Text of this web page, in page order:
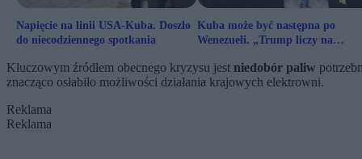
Napięcie na linii USA-Kuba. Doszło
do niecodziennego spotkania
Kuba może być następna po
Wenezueli. „Trump liczy na
Wenezueli”
Kluczowym źródłem obecnego kryzysu jest niedobór paliw
znacząco osłabiło możliwości działania krajowych elektrowni.
Reklama
Reklama